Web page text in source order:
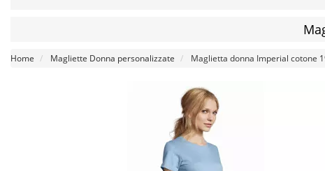
Home Magliette Donna personalizzate Maglietta donna Imperial cotone